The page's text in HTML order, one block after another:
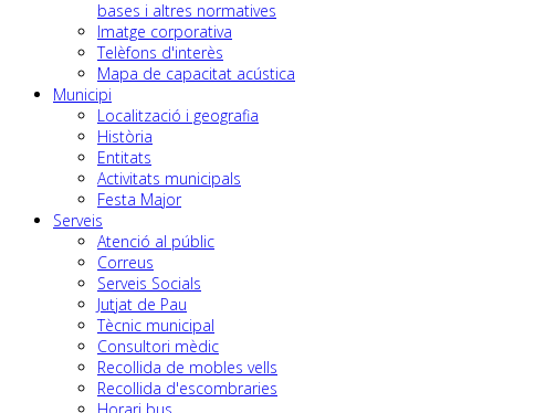
bases i altres normatives
Imatge corporativa
Telèfons d'interès
Mapa de capacitat acústica
Municipi
Localització i geografia
Història
Entitats
Activitats municipals
Festa Major
Serveis
Atenció al públic
Correus
Serveis Socials
Jutjat de Pau
Tècnic municipal
Consultori mèdic
Recollida de mobles vells
Recollida d'escombraries
Horari bus